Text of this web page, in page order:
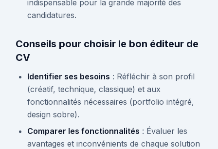
indispensable pour la grande majorité des
candidatures.
Conseils pour choisir le bon éditeur de
CV
Identifier ses besoins : Réfléchir à son profil
(créatif, technique, classique) et aux
fonctionnalités nécessaires (portfolio intégré,
design sobre).
Comparer les fonctionnalités : Évaluer les
avantages et inconvénients de chaque solution